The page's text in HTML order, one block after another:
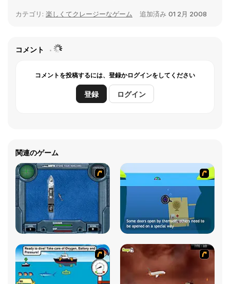
カテゴリ: 楽しくてクレージーなゲーム 追加済み 01 2月 2008
コメント
コメントを投稿するには、登録かログインをしてください
登録 ログイン
関連のゲーム